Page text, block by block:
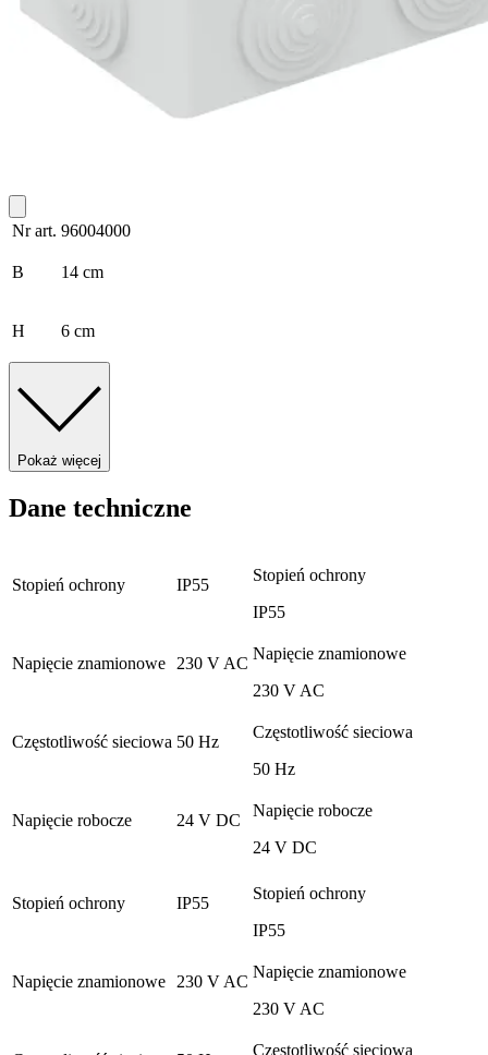
Nr art. 96004000
B 14 cm
H 6 cm
Pokaż więcej
Dane techniczne
Stopień ochrony IP55
Stopień ochrony
IP55
Napięcie znamionowe 230 V AC
Napięcie znamionowe
230 V AC
Częstotliwość sieciowa 50 Hz
Częstotliwość sieciowa
50 Hz
Napięcie robocze 24 V DC
Napięcie robocze
24 V DC
Stopień ochrony IP55
Stopień ochrony
IP55
Napięcie znamionowe 230 V AC
Napięcie znamionowe
230 V AC
Częstotliwość sieciowa